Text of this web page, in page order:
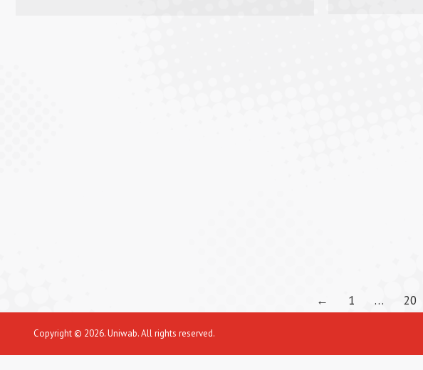
← 1 … 20
Copyright © 2026. Uniwab. All rights reserved.